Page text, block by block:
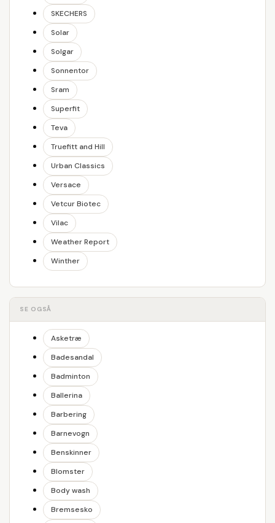
SKECHERS
Solar
Solgar
Sonnentor
Sram
Superfit
Teva
Truefitt and Hill
Urban Classics
Versace
Vetcur Biotec
Vilac
Weather Report
Winther
SE OGSÅ
Asketræ
Badesandal
Badminton
Ballerina
Barbering
Barnevogn
Benskinner
Blomster
Body wash
Bremsesko